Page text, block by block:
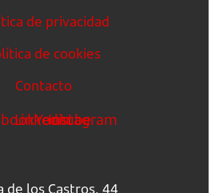
de privacidad
de cookies
Contacto
Linkedin
Youtube
Instagram
de los Castros, 44